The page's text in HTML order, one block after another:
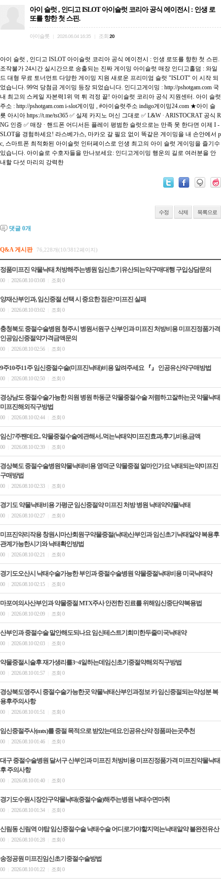
아이 슬럿 , 인디­고 ISLOT 아이슬럿 코리아 공식 에이전시 : 인생 로
또를 향한 첫 스핀.
아이슬롯 2026.06.04 16:35 조회 20
아이 슬럿 , 인디­고 ISLOT 아이슬럿 코리아 공식 에이전시 : 인생 로또를 향한 첫 스핀.
조작불가 24시간 실­시간으로 송출되는 진짜 게이밍 아이슬럿 매장 인디­고홀­덤 : 와일
드 대형 무료 토너먼트 다양한 게이밍 지원 새로운 프리미엄 슬럿 "ISLOT" 이 시작 되
었습니다. 99억 당첨금 게이밍 등장 되었습니다. 인디­고게이밍 : http://pshotgam.com 국
내 최고의 스케일 자본력1위 먹 튀 걱정 끝! 아이슬럿 코리아 공식 지원센터. 아이 슬럿
주소 : http://pshotgam.com i-slot게이밍 , #아이슬럿주소 indigo게이밍24.com ★아이 슬
룟 아시아 https://t.me/tst365 ✅ 실제 카­지­노 머신 그대로 ✅ L&W · ARISTOCRAT 공식 R
NG 인증 ✅ 매장 · 핸드폰 어디서든 플레이 평범한 슬럿으로는 만족 못 한다면 이제 I -
SLOT을 경험하세요! 라스베가스, 마카오 갈 필요 없이 똑같은 게이밍을 내 손안에서 p
c, 스마트폰 최적화된 아이슬럿 인터페이스로 인생 최고의 아이 슬럿 게이밍을 즐기수
있습니다. 아이슬로 수호자들을 만나보세요: 인디­고게이밍 행운의 길로 여러분을 안
내할 다섯 마리의 강력한
수정 삭제 목록으로
댓글 0개
Q&A 게시판 76,228개(10/3812페이지)
정품미프진 약물낙태 처방해주는병원 임신초기유산되는약구매대행 구입상담문의
00 2026.08.10 03:08 조회 0
양재산부인과, 임신중절 선택 시 중요한 점은?미­프진 실패
00 2026.08.10 03:02 조회 0
충청북도 중절수술병원 청주시 병원서원구 산부인과 미프진 처방비용 미프진정품가격
인공임신중절약가격금액문의
00 2026.08.10 02:56 조회 0
9주10주11주 임신중절수술(미프진낙태)비용 알려주세요 『』 인공유산약구매방법
00 2026.08.10 02:50 조회 0
경상남도 중절수술가능한 의원 병원 하동군 약물중절수술 저렴하고잘하는곳 약물낙태
미프진해외직구방법
00 2026.08.10 02:44 조회 0
임신7주짼데요.. 약물중절수술에관해서..먹는낙태약미프진효과,후기,비용,금액
00 2026.08.10 02:39 조회 0
경상북도 중절수술병원약물낙태비용 영덕군 약물중절 얼마인가요 낙태되는약미프진
구매방법
00 2026.08.10 02:33 조회 0
경기도 약물낙태비용 가평군 임신중절약 미프진 처방 병원 낙태약약물낙태
00 2026.08.10 02:27 조회 0
미프진약리작용 창원시마산회원구약물중절(낙태)산부인과 임신초기낙태알약 복용후
관계가능한시기와 낙태확인방법
00 2026.08.10 02:21 조회 0
경기도오산시 낙태수술가능한 부인과 중절수술병원 약물중절낙태비용 미국낙­태약
00 2026.08.10 02:15 조회 0
마포여의사산부인과 약물중절 MTX주사 안전한 진료를 위해임신중단약복용법
00 2026.08.10 02:09 조회 0
산부인과 중절수술 말안해도되나요 임신테스트기희미한두줄미국낙­태약
00 2026.08.10 02:03 조회 0
약물중절시술후 재가생리를3~4일하는데임신초기중절약해외직구방법
00 2026.08.10 01:57 조회 0
경상북도영주시 중절수술가능한곳 약물낙태산부인과정보 카 임신중절되는약성분 복
용후주의사항
00 2026.08.10 01:51 조회 0
임신중절주사(mtx)를 중절 목적으로 받았는데요.인공유산약 정품파는곳추천
00 2026.08.10 01:46 조회 0
대구 중절수술병원 달서구 산부인과 미프진 처방비용 미프진정품가격 미­프진약물낙­태
후 주의사항
00 2026.08.10 01:40 조회 0
경기도수원시장안구약물낙태(중절수술)해주는병원 낙­태수면마취
00 2026.08.10 01:34 조회 0
신림동 신림역 야탑 임신중절수술 낙태수술 어디로가야할지먹는낙­태알약 불완전유산
00 2026.08.10 01:28 조회 0
송정공원 미프진임신초기중절수술방법
00 2026.08.10 01:22 조회 0